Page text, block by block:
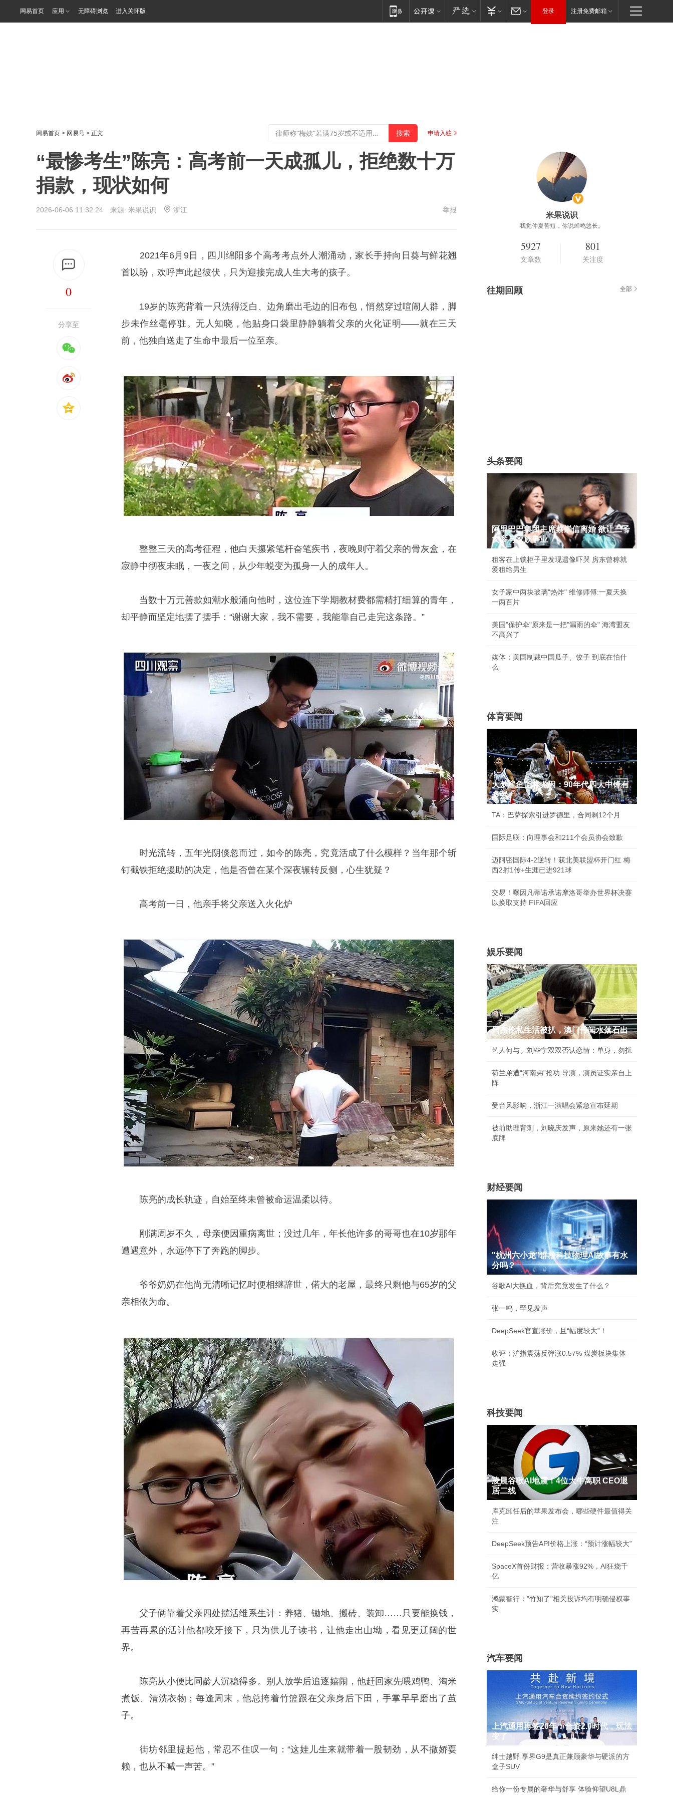
网易首页 应用 无障碍浏览 进入关怀版 登录 注册免费邮箱
网易首页 > 网易号 > 正文 申请入驻
“最惨考生”陈亮：高考前一天成孤儿，拒绝数十万
捐款，现状如何
2026-06-06 11:32:24 来源: 米果说识 浙江 举报
0
分享至
2021年6月9日，四川绵阳多个高考考点外人潮涌动，家长手持向日葵与鲜花翘
首以盼，欢呼声此起彼伏，只为迎接完成人生大考的孩子。
19岁的陈亮背着一只洗得泛白、边角磨出毛边的旧布包，悄然穿过喧闹人群，脚
步未作丝毫停驻。无人知晓，他贴身口袋里静静躺着父亲的火化证明——就在三天
前，他独自送走了生命中最后一位至亲。
整整三天的高考征程，他白天攥紧笔杆奋笔疾书，夜晚则守着父亲的骨灰盒，在
寂静中彻夜未眠，一夜之间，从少年蜕变为孤身一人的成年人。
当数十万元善款如潮水般涌向他时，这位连下学期教材费都需精打细算的青年，
却平静而坚定地摆了摆手：“谢谢大家，我不需要，我能靠自己走完这条路。”
时光流转，五年光阴倏忽而过，如今的陈亮，究竟活成了什么模样？当年那个斩
钉截铁拒绝援助的决定，他是否曾在某个深夜辗转反侧，心生犹疑？
高考前一日，他亲手将父亲送入火化炉
陈亮的成长轨迹，自始至终未曾被命运温柔以待。
刚满周岁不久，母亲便因重病离世；没过几年，年长他许多的哥哥也在10岁那年
遭遇意外，永远停下了奔跑的脚步。
爷爷奶奶在他尚无清晰记忆时便相继辞世，偌大的老屋，最终只剩他与65岁的父
亲相依为命。
父子俩靠着父亲四处揽活维系生计：养猪、锄地、搬砖、装卸……只要能换钱，
再苦再累的活计他都咬牙接下，只为供儿子读书，让他走出山坳，看见更辽阔的世
界。
陈亮从小便比同龄人沉稳得多。别人放学后追逐嬉闹，他赶回家先喂鸡鸭、淘米
煮饭、清洗衣物；每逢周末，他总挎着竹篮跟在父亲身后下田，手掌早早磨出了茧
子。
街坊邻里提起他，常忍不住叹一句：“这娃儿生来就带着一股韧劲，从不撒娇耍
赖，也从不喊一声苦。”
米果说识
我觉仲夏苦短，你说蝉鸣悠长。
5927
文章数
801
关注度
往期回顾 全部
头条要闻
阿里巴巴集团主席蔡崇信离婚 欲让三子
女参与家族事业
租客在上锁柜子里发现遗像吓哭 房东曾称就
爱租给男生
女子家中两块玻璃"热炸" 维修师傅:一夏天换
一两百片
美国"保护伞"原来是一把"漏雨的伞" 海湾盟友
不高兴了
媒体：美国制裁中国瓜子、饺子 到底在怕什
么
体育要闻
大梦鲨鱼上将尤因：90年代四大中锋有
多强
TA：巴萨探索引进罗德里，合同剩12个月
国际足联：向理事会和211个会员协会致歉
迈阿密国际4-2逆转！获北美联盟杯开门红 梅
西2射1传+生涯已进921球
交易！曝因凡蒂诺承诺摩洛哥举办世界杯决赛
以换取支持 FIFA回应
娱乐要闻
周杰伦私生活被扒，澳门传闻水落石出
艺人何与、刘些宁双双否认恋情：单身，勿扰
荷兰弟遭“河南弟”抢功 导演，演员证实亲自上
阵
受台风影响，浙江一演唱会紧急宣布延期
被前助理背刺，刘晓庆发声，原来她还有一张
底牌
财经要闻
"杭州六小龙"群核科技物理AI故事有水
分吗？
谷歌AI大换血，背后究竟发生了什么？
张一鸣，罕见发声
DeepSeek官宣涨价，且“幅度较大”！
收评：沪指震荡反弹涨0.57% 煤炭板块集体
走强
科技要闻
凌晨谷歌AI地震！4位大牛离职 CEO退
居二线
库克卸任后的苹果发布会，哪些硬件最值得关
注
DeepSeek预告API价格上涨：“预计涨幅较大”
SpaceX首份财报：营收暴涨92%，AI狂烧千
亿
鸿蒙智行："竹知了"相关投诉均有明确侵权事
实
汽车要闻
上汽通用再签20年：合资2.0时代，玩法
变了
绅士越野 享界G9是真正兼顾豪华与硬派的方
盒子SUV
给你一份专属的奢华与舒享 体验仰望U8L鼎